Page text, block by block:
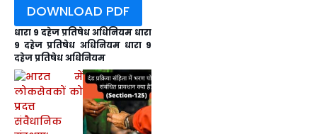
DOWNLOAD PDF
धारा 9 दहेज प्रतिषेध अधिनियम धारा
9 दहेज प्रतिषेध अधिनियम धारा 9
दहेज प्रतिषेध अधिनियम